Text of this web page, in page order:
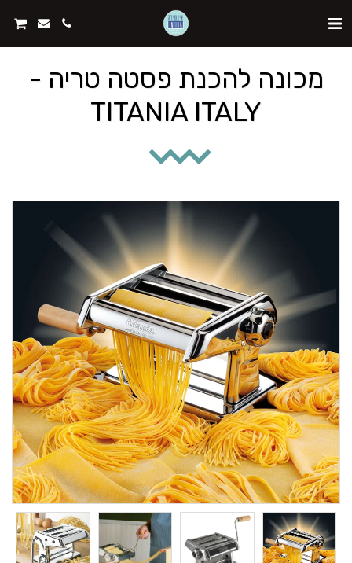
מכונה להכנת פסטה טריה -
TITANIA ITALY